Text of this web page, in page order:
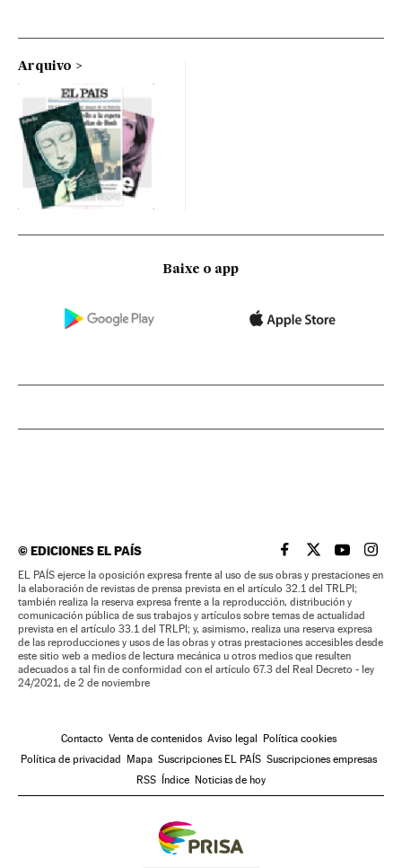
Arquivo
Baixe o app
©EDICIONES EL PAÍS EL PAÍS BRASIL EN
EL PAÍSEL PAÍS
EL
EL PAÍS ejerce la oposición expresa frente al uso de sus obras y prestaciones en
la elaboración de revistas de prensa prevista en el artículo 32.1 del TRLPI;
también realiza la reserva expresa frente a la reproducción, distribución y
comunicación pública de sus trabajos y artículos sobre temas de actualidad
prevista en el artículo 33.1 del TRLPI; y, asimismo, realiza una reserva expresa
de las reproducciones y usos de las obras y otras prestaciones accesibles desde
este sitio web a medios de lectura mecánica u otros medios que resulten
adecuados a tal fin de conformidad con el artículo 67.3 del Real Decreto - ley
24/2021, de 2 de noviembre
Contacto Venta de contenidos Aviso legal
Política cookies
Política de privacidad
Mapa Suscripciones EL PAÍS Suscripciones empresas
RSS
Índice Noticias de hoy